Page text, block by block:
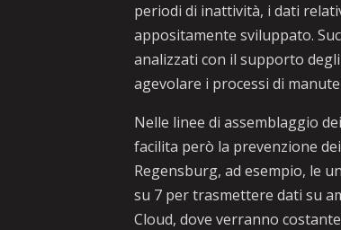
periodi di inattività, i dati
appositamente sviluppato.
analizzati con il supporto
agevolare i processi di
Nelle linee di assemblaggio
facilita però la prevenzione
Regensburg, ad esempio, le
su 7 per trasmettere dati su
Cloud, dove verranno